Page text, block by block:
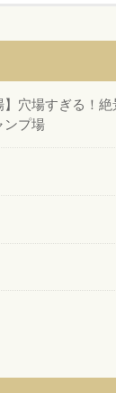
】穴場すぎる！
ンプ場